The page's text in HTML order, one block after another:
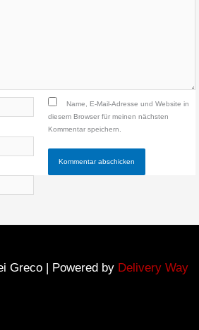
Name, E-Mail-Adresse und Website in
diesem Browser für meinen nächsten
Kommentar speichern.
Greco | Powered by Delivery Way